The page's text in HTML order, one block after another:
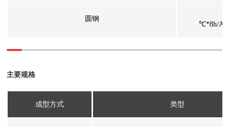
圆钢
℃*8h/
主要规格
成型方式 类型